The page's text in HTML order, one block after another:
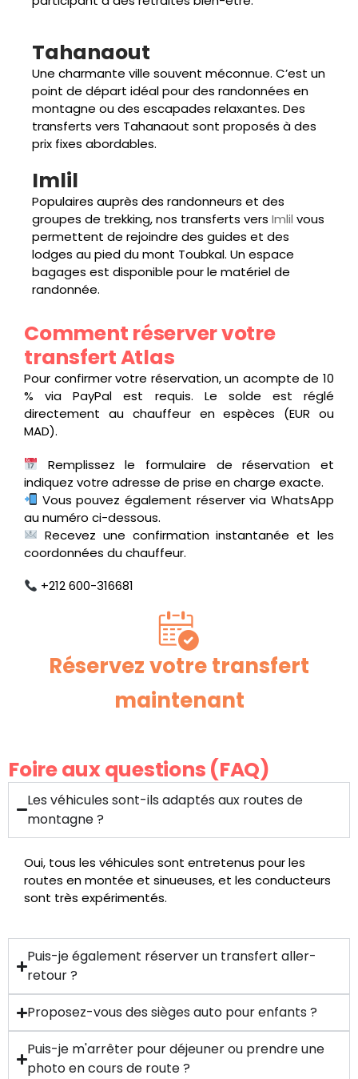
Tahanaout
Une charmante ville souvent méconnue. C’est un
point de départ idéal pour des randonnées en
montagne ou des escapades relaxantes. Des
transferts vers Tahanaout sont proposés à des
prix fixes abordables.
Imlil
Populaires auprès des randonneurs et des
groupes de trekking, nos transferts vers Imlil vous
permettent de rejoindre des guides et des
lodges au pied du mont Toubkal. Un espace
bagages est disponible pour le matériel de
randonnée.
Comment réserver votre
transfert Atlas
Pour confirmer votre réservation, un acompte de 10
% via PayPal est requis. Le solde est réglé
directement au chauffeur en espèces (EUR ou
MAD).
Remplissez le formulaire de réservation et
indiquez votre adresse de prise en charge exacte.
Vous pouvez également réserver via WhatsApp
au numéro ci-dessous.
Recevez une confirmation instantanée et les
coordonnées du chauffeur.
+212 600-316681
Réservez votre transfert
maintenant
Foire aux questions (FAQ)
Les véhicules sont-ils adaptés aux routes de
montagne ?
Oui, tous les véhicules sont entretenus pour les
routes en montée et sinueuses, et les conducteurs
sont très expérimentés.
Puis-je également réserver un transfert aller-
retour ?
Proposez-vous des sièges auto pour enfants ?
Puis-je m'arrêter pour déjeuner ou prendre une
photo en cours de route ?